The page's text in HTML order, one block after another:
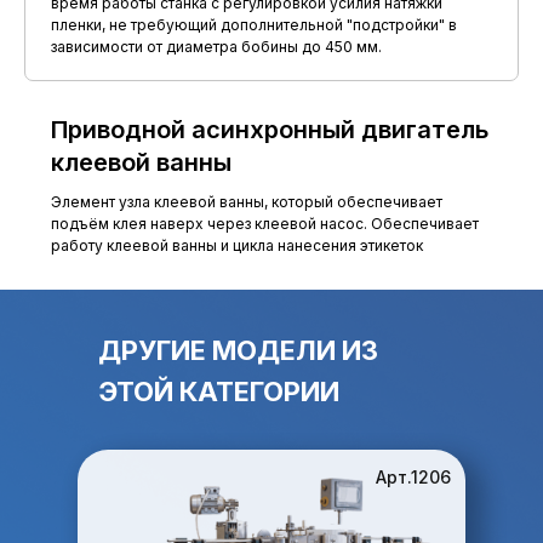
пленки, не требующий дополнительной "подстройки" в
зависимости от диаметра бобины до 450 мм.
Приводной асинхронный двигатель
клеевой ванны
Элемент узла клеевой ванны, который обеспечивает
подъём клея наверх через клеевой насос. Обеспечивает
работу клеевой ванны и цикла нанесения этикеток
индивидуальный подход (возможно измение
габаритов и расположения элементов
управления оборудования по желанию
цеха)
видео-отчет о запуске оборудования на
предоставленной или аналогичной таре и
Возможна комплектация принтером-
маркиратором для нанесения даты
(управление с панели оператора)
приводов оборудования
Установка системы считывания и
регистрации датаматрикс кодов "Честный
ДРУГИЕ МОДЕЛИ ИЗ
ЭТОЙ КАТЕГОРИИ
Арт.1206